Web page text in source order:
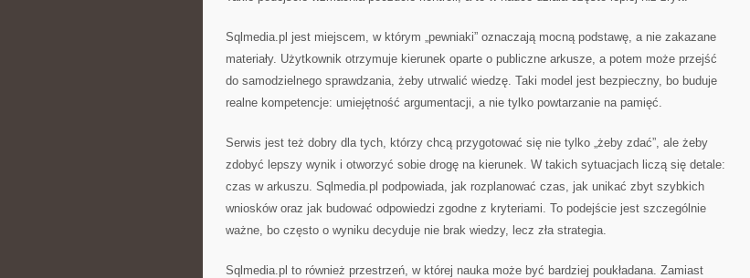
Sqlmedia.pl jest miejscem, w którym „pewniaki” oznaczają mocną podstawę, a nie zakazane
materiały. Użytkownik otrzymuje kierunek oparte o publiczne arkusze, a potem może przejść
do samodzielnego sprawdzania, żeby utrwalić wiedzę. Taki model jest bezpieczny, bo buduje
realne kompetencje: umiejętność argumentacji, a nie tylko powtarzanie na pamięć.
Serwis jest też dobry dla tych, którzy chcą przygotować się nie tylko „żeby zdać”, ale żeby
zdobyć lepszy wynik i otworzyć sobie drogę na kierunek. W takich sytuacjach liczą się detale:
czas w arkuszu. Sqlmedia.pl podpowiada, jak rozplanować czas, jak unikać zbyt szybkich
wniosków oraz jak budować odpowiedzi zgodne z kryteriami. To podejście jest szczególnie
ważne, bo często o wyniku decyduje nie brak wiedzy, lecz zła strategia.
Sqlmedia.pl to również przestrzeń, w której nauka może być bardziej poukładana. Zamiast